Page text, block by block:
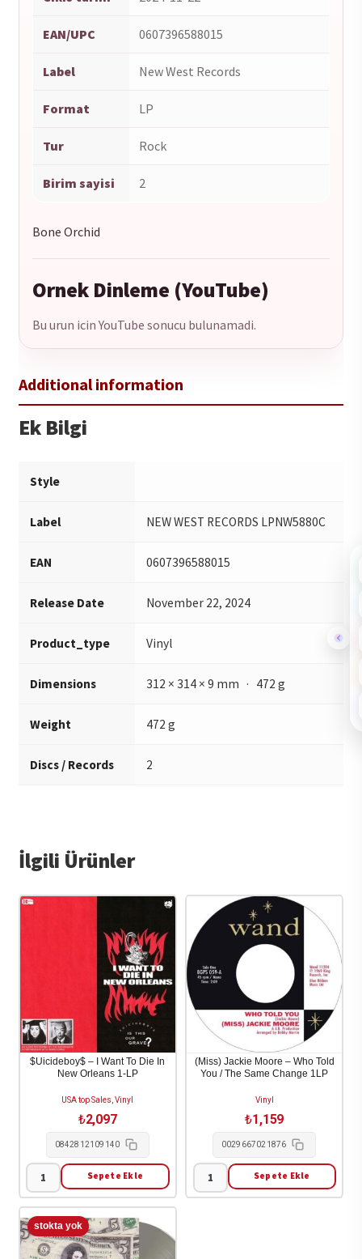
EAN/UPC 0607396588015
Label New West Records
Format LP
Tur Rock
Birim sayisi 2
Bone Orchid
Ornek Dinleme (YouTube)
Bu urun icin YouTube sonucu bulunamadi.
Ek Bilgi
Style
Label NEW WEST RECORDS LPNW5880C
EAN 0607396588015
Release Date November 22, 2024
Product_type Vinyl
Dimensions 312 × 314 × 9 mm · 472 g
Weight 472 g
Discs / Records 2
İlgili Ürünler
$Uicideboy$ – I Want To Die In
New Orleans 1-LP
USA top Sales, Vinyl
₺2,097
0842812109140
$Uicideboy$
-
I
Want
Sepete Ekle
(Miss) Jackie Moore – Who Told
You / The Same Change 1LP
Vinyl
₺1,159
0029667021876
(Miss)
Sepete Ekle